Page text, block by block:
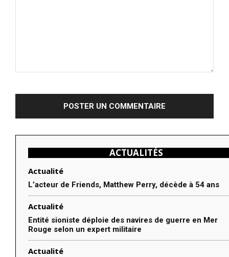
ACTUALITÉS
Actualité
L’acteur de Friends, Matthew Perry, décède à 54 ans
Actualité
Entité sioniste déploie des navires de guerre en Mer
Rouge selon un expert militaire
Actualité